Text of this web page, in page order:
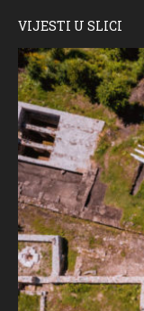
VIJESTI U SLICI